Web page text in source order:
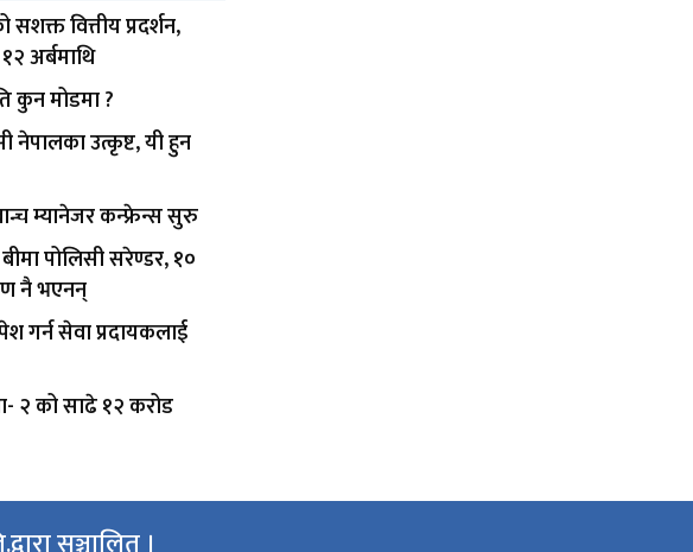
वित्तीय प्रदर्शन,
अर्बमाथि
कुन मोडमा ?
उत्कृष्ट, यी हुन
म्यानेजर कन्फ्रेन्स सुरु
पोलिसी सरेण्डर, १०
नै भएनन्
गर्न सेवा प्रदायकलाई
२ को साढे १२ करोड